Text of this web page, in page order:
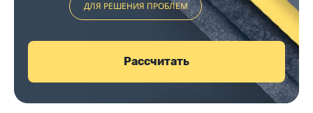
ДЛЯ РЕШЕНИЯ ПРОБЛЕМ
Рассчитать